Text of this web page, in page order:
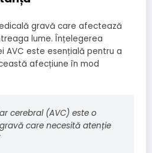
gravă care afectează
lume. Înțelegerea
AVC este esențială pentru a
afecțiune în mod
cerebral (AVC) este o
care necesită atenție